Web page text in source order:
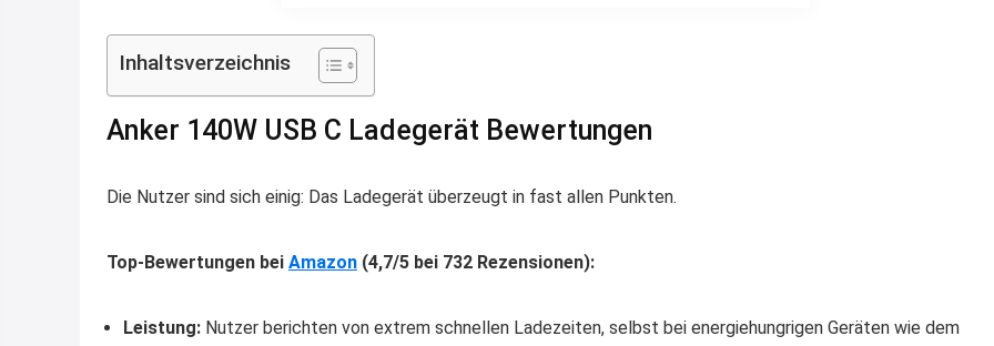
Inhaltsverzeichnis
Anker 140W USB C Ladegerät Bewertungen
Die Nutzer sind sich einig: Das Ladegerät überzeugt in fast allen Punkten.
Top-Bewertungen bei Amazon (4,7/5 bei 732 Rezensionen):
Leistung: Nutzer berichten von extrem schnellen Ladezeiten, selbst bei energiehungrigen Geräten wie dem